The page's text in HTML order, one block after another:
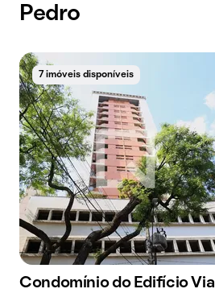
Pedro
7 imóveis disponíveis
Condomínio do Edifício Via